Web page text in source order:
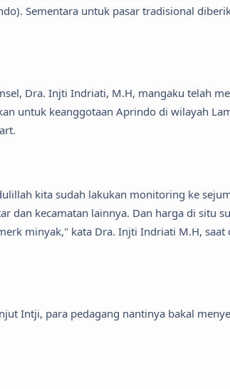
Sementara untuk pasar tradisional
Dra. Injti Indriati, M.H, mangaku telah
untuk keanggotaan Aprindo di wilayah
kita sudah lakukan monitoring ke
dan kecamatan lainnya. Dan harga di situ
minyak," kata Dra. Injti Indriati M.H,
Intji, para pedagang nantinya bakal